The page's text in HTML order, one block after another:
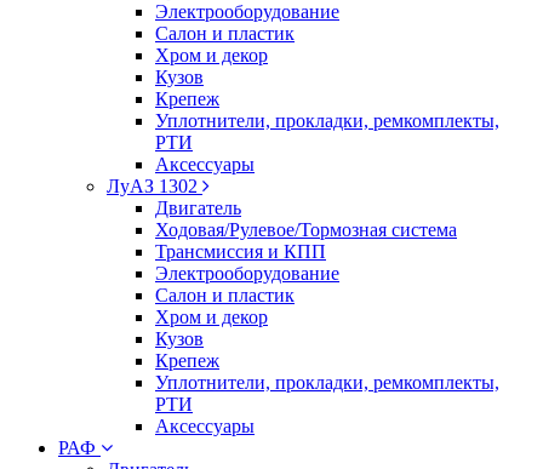
Электрооборудование
Салон и пластик
Хром и декор
Кузов
Крепеж
Уплотнители, прокладки, ремкомплекты,
РТИ
Аксессуары
ЛуАЗ 1302
Двигатель
Ходовая/Рулевое/Тормозная система
Трансмиссия и КПП
Электрооборудование
Салон и пластик
Хром и декор
Кузов
Крепеж
Уплотнители, прокладки, ремкомплекты,
РТИ
Аксессуары
РАФ